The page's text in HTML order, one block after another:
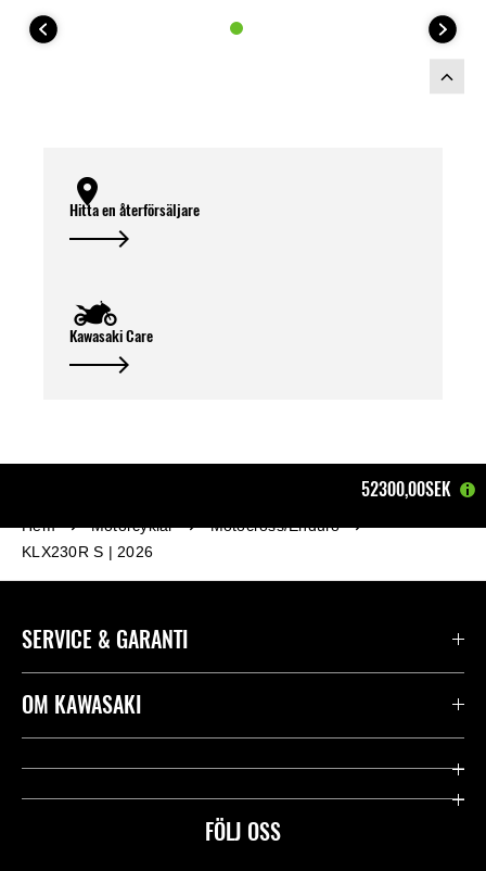
Hitta en återförsäljare
Kawasaki Care
52300,00SEK
Hem Motorcyklar
Motocross/Enduro
KLX230R S | 2026
FÖLJ OSS
SERVICE & GARANTI
Kontakta oss
Användbara länkar
OM KAWASAKI
Företag